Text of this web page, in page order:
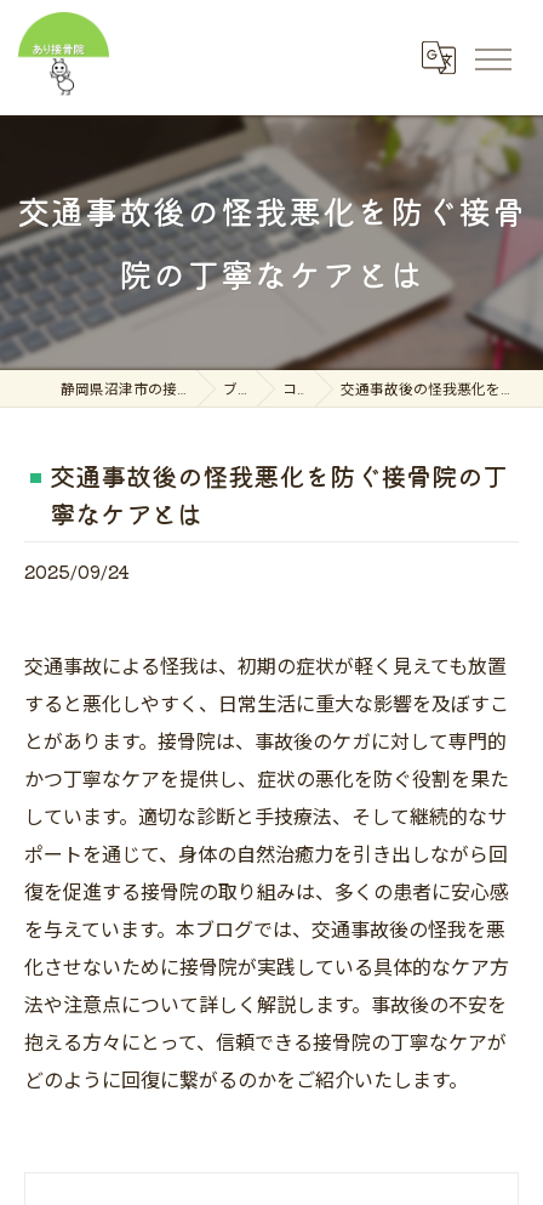
交通事故後の怪我悪化を防ぐ接骨
院の丁寧なケアとは
静岡県沼津市の接骨院ならあり接骨院 ブログ コラム 交通事故後の怪我悪化を防ぐ接骨院の丁寧なケアとは
交通事故後の怪我悪化を防ぐ接骨院の丁
寧なケアとは
2025/09/24
交通事故による怪我は、初期の症状が軽く見えても放置
すると悪化しやすく、日常生活に重大な影響を及ぼすこ
とがあります。接骨院は、事故後のケガに対して専門的
かつ丁寧なケアを提供し、症状の悪化を防ぐ役割を果た
しています。適切な診断と手技療法、そして継続的なサ
ポートを通じて、身体の自然治癒力を引き出しながら回
復を促進する接骨院の取り組みは、多くの患者に安心感
を与えています。本ブログでは、交通事故後の怪我を悪
化させないために接骨院が実践している具体的なケア方
法や注意点について詳しく解説します。事故後の不安を
抱える方々にとって、信頼できる接骨院の丁寧なケアが
どのように回復に繋がるのかをご紹介いたします。